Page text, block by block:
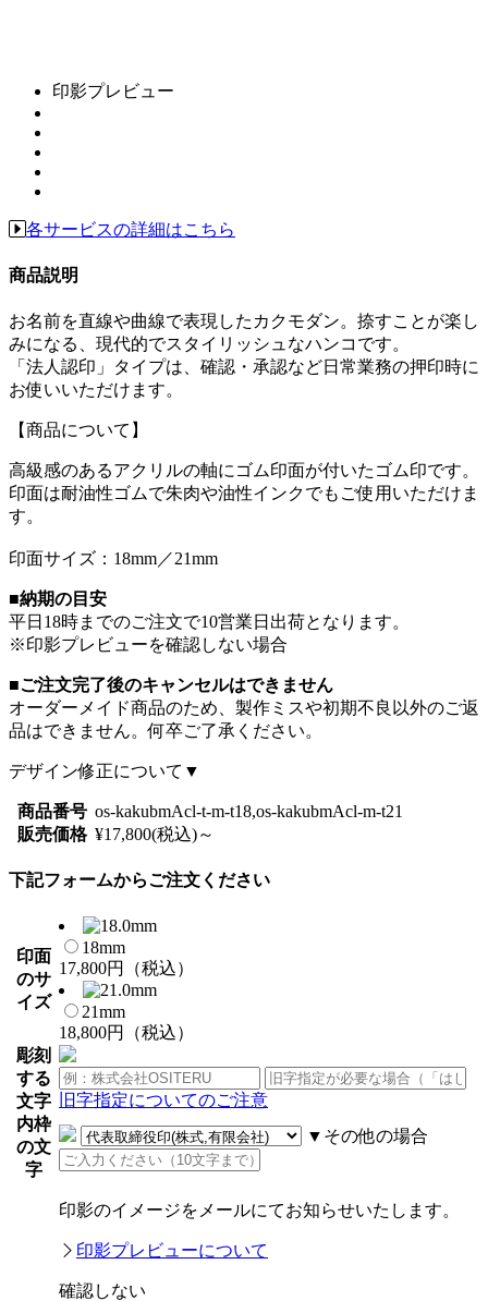
印影プレビュー
各サービスの詳細はこちら
商品説明
お名前を直線や曲線で表現したカクモダン。捺すことが楽し
みになる、現代的でスタイリッシュなハンコです。
「法人認印」タイプは、確認・承認など日常業務の押印時に
お使いいただけます。
【商品について】
高級感のあるアクリルの軸にゴム印面が付いたゴム印です。
印面は耐油性ゴムで朱肉や油性インクでもご使用いただけま
す。
印面サイズ：18mm／21mm
■納期の目安
平日18時までのご注文で10営業日出荷となります。
※印影プレビューを確認しない場合
■ご注文完了後のキャンセルはできません
オーダーメイド商品のため、製作ミスや初期不良以外のご返
品はできません。何卒ご了承ください。
デザイン修正について▼
商品番号 os-kakubmAcl-t-m-t18,os-kakubmAcl-m-t21
販売価格 ¥17,800(税込)～
下記フォームからご注文ください
印面
のサ
イズ
18mm
17,800円（税込）
21mm
18,800円（税込）
彫刻
する
文字
旧字指定についてのご注意
内枠
の文
字
▼その他の場合
印影のイメージをメールにてお知らせいたします。
印影プレビューについて
確認しない